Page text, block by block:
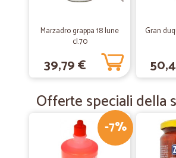
Ho voluto provare a fare spesa online
ordine.Consegna come prevista, buono
un consiglio aggiungerei più articoli per
scelta.
Marzadro grappa 18 lune
cl.70
39,79 €
Gran
Offerte speciali della
-7%